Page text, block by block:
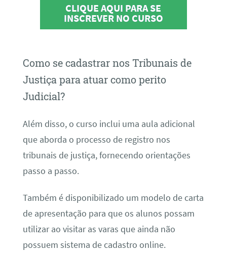
CLIQUE AQUI PARA SE
INSCREVER NO CURSO
Como se cadastrar nos Tribunais de
Justiça para atuar como perito
Judicial?
Além disso, o curso inclui uma aula adicional
que aborda o processo de registro nos
tribunais de justiça, fornecendo orientações
passo a passo.
Também é disponibilizado um modelo de carta
de apresentação para que os alunos possam
utilizar ao visitar as varas que ainda não
possuem sistema de cadastro online.